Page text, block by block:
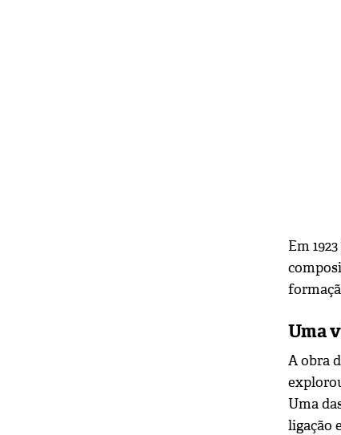
Em
Uma
A obra
Uma
ligação